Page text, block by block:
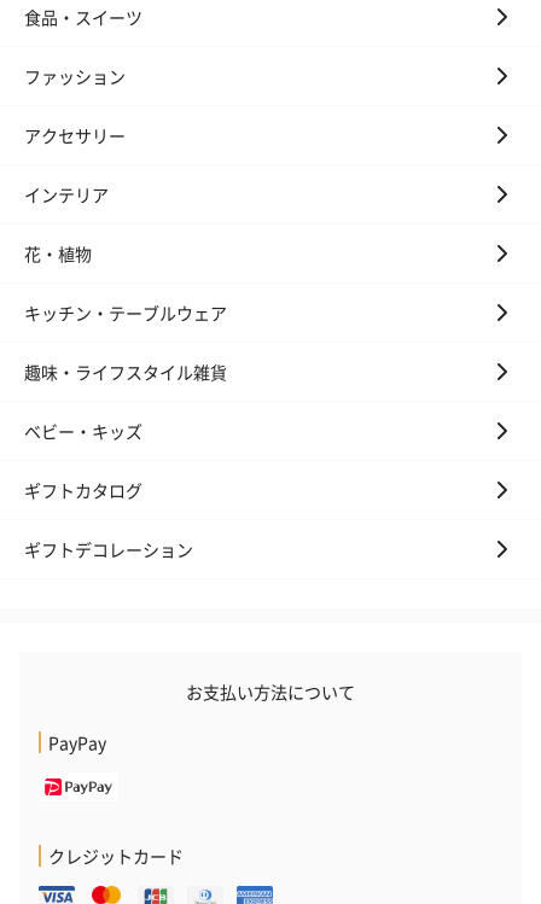
食品・スイーツ
ファッション
アクセサリー
インテリア
花・植物
キッチン・テーブルウェア
趣味・ライフスタイル雑貨
ベビー・キッズ
ギフトカタログ
ギフトデコレーション
お支払い方法について
PayPay
クレジットカード